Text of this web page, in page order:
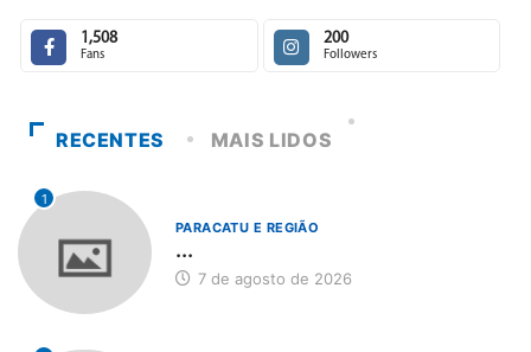
1,508
Fans
200
Followers
RECENTES MAIS LIDOS
1
PARACATU E REGIÃO
...
7 de agosto de 2026